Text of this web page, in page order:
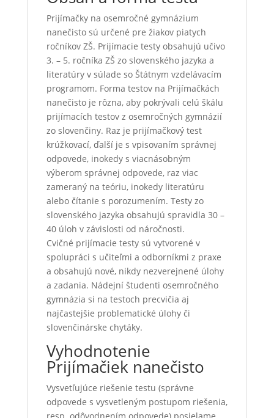
Prijímačky na osemročné gymnázium
nanečisto sú určené pre žiakov piatych
ročníkov ZŠ. Prijímacie testy obsahujú učivo
3. – 5. ročníka ZŠ zo slovenského jazyka a
literatúry v súlade so Štátnym vzdelávacím
programom. Forma testov na Prijímačkách
nanečisto je rôzna, aby pokrývali celú škálu
prijímacích testov z osemročných gymnázií
zo slovenčiny. Raz je prijímačkový test
krúžkovací, ďalší je s vpisovaním správnej
odpovede, inokedy s viacnásobným
výberom správnej odpovede, raz viac
zameraný na teóriu, inokedy literatúru
alebo čítanie s porozumením. Testy zo
slovenského jazyka obsahujú spravidla 30 –
40 úloh v závislosti od náročnosti.
Cvičné prijímacie testy sú vytvorené v
spolupráci s učiteľmi a odborníkmi z praxe
a obsahujú nové, nikdy nezverejnené úlohy
a zadania. Nádejní študenti osemročného
gymnázia si na testoch precvičia aj
najčastejšie problematické úlohy či
slovenčinárske chytáky.
Vyhodnotenie
Prijímačiek nanečisto
Vysvetľujúce riešenie testu (správne
odpovede s vysvetleným postupom riešenia,